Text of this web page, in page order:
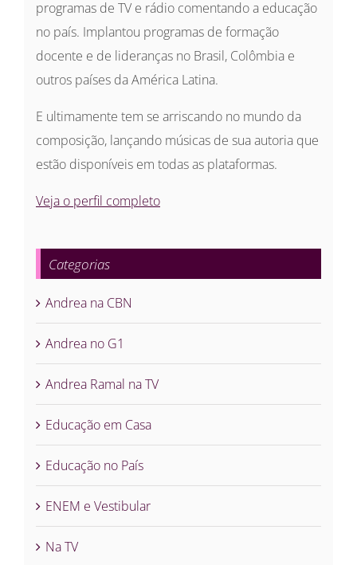
programas de TV e rádio comentando a educação
no país. Implantou programas de formação
docente e de lideranças no Brasil, Colômbia e
outros países da América Latina.
E ultimamente tem se arriscando no mundo da
composição, lançando músicas de sua autoria que
estão disponíveis em todas as plataformas.
Veja o perfil completo
Categorias
Andrea na CBN
Andrea no G1
Andrea Ramal na TV
Educação em Casa
Educação no País
ENEM e Vestibular
Na TV